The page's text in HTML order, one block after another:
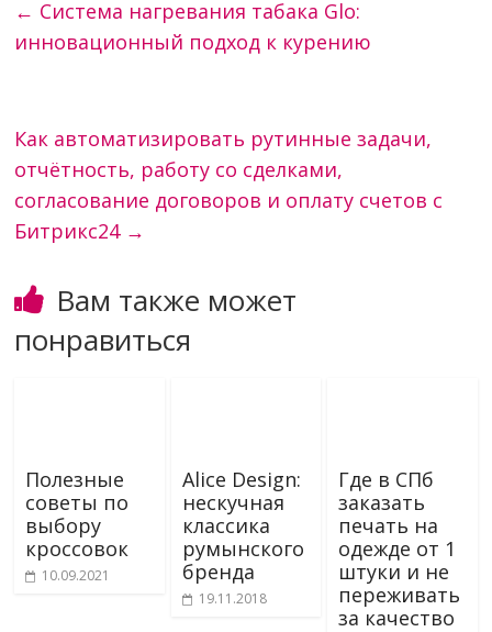
← Система нагревания табака Glo:
инновационный подход к курению
Как автоматизировать рутинные задачи,
отчётность, работу со сделками,
согласование договоров и оплату счетов с
Битрикс24 →
Вам также может
понравиться
Полезные
советы по
выбору
кроссовок
10.09.2021
Alice Design:
нескучная
классика
румынского
бренда
19.11.2018
Где в СПб
заказать
печать на
одежде от 1
штуки и не
переживать
за качество